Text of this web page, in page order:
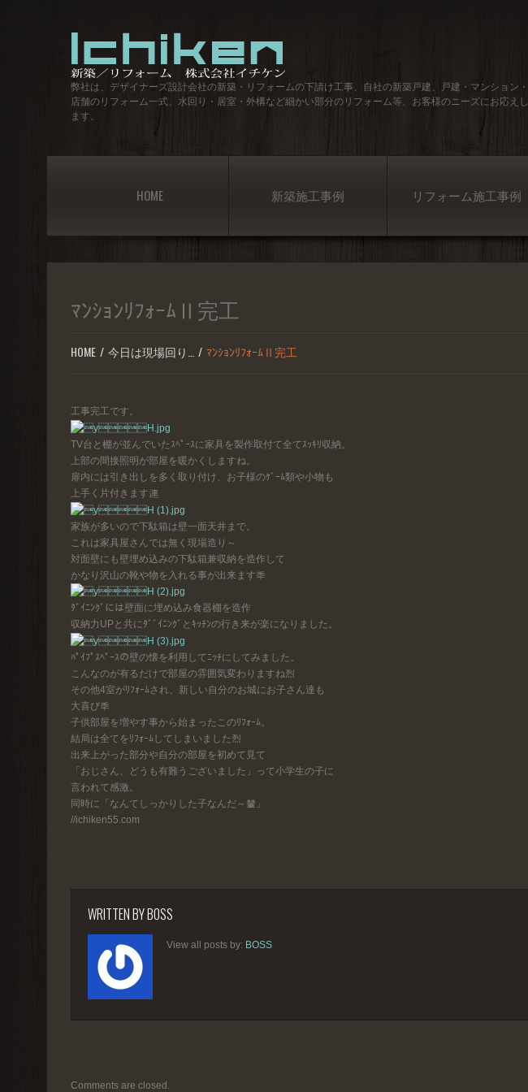
弊社は、デザイナーズ設計会社の新築・リフォームの下請け工事、自社の新築戸建、戸建・マンション・
店舗のリフォーム一式、水回り・居室・外構など細かい部分のリフォーム等、お客様のニーズにお応えし
ます。
HOME 新築施工事例 リフォーム施工事例
ﾏﾝｼｮﾝﾘﾌｫｰﾑⅡ完工
HOME 今日は現場回り… ﾏﾝｼｮﾝﾘﾌｫｰﾑⅡ完工
工事完工です。
TV台と棚が並んでいたｽﾍﾟｰｽに家具を製作取付て全てｽｯｷﾘ収納。
上部の間接照明が部屋を暖かくしますね。
扉内には引き出しを多く取り付け、お子様のｹﾞｰﾑ類や小物も
上手く片付きます連
家族が多いので下駄箱は壁一面天井まで。
これは家具屋さんでは無く現場造り～
対面壁にも壁埋め込みの下駄箱兼収納を造作して
かなり沢山の靴や物を入れる事が出来ます秊
ﾀﾞｲﾆﾝｸﾞには壁面に埋め込み食器棚を造作
収納力UPと共にﾀﾞﾞｲﾆﾝｸﾞとｷｯﾁﾝの行き来が楽になりました。
ﾊﾟｲﾌﾟｽﾍﾟｰｽの壁の懐を利用してﾆｯﾁにしてみました。
こんなのが有るだけで部屋の雰囲気変わりますね烈
その他4室がﾘﾌｫｰﾑされ、新しい自分のお城にお子さん達も
大喜び秊
子供部屋を増やす事から始まったこのﾘﾌｫｰﾑ。
結局は全てをﾘﾌｫｰﾑしてしまいました烈
出来上がった部分や自分の部屋を初めて見て
「おじさん、どうも有難うございました」って小学生の子に
言われて感激。
同時に「なんてしっかりした子なんだ～輦」
//ichiken55.com
WRITTEN BYBOSS
View all posts by: BOSS
Comments are closed.